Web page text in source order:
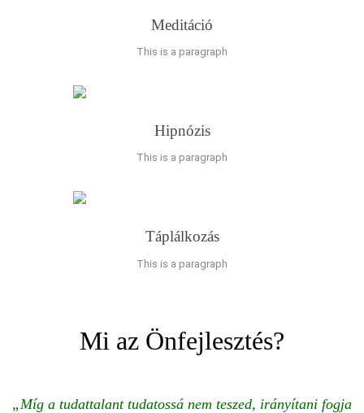
Meditáció
This is a paragraph
Hipnózis
This is a paragraph
Táplálkozás
This is a paragraph
Mi az Önfejlesztés?
„Míg a tudattalant tudatossá nem teszed, irányítani fogja